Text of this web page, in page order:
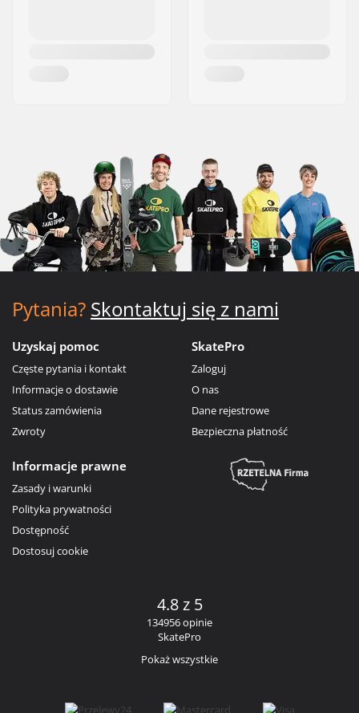
Pytania? Skontaktuj się z nami
Uzyskaj pomoc
Częste pytania i kontakt
Informacje o dostawie
Status zamówienia
Zwroty
SkatePro
Zaloguj
O nas
Dane rejestrowe
Bezpieczna płatność
Informacje prawne
Zasady i warunki
Polityka prywatności
Dostępność
Dostosuj cookie
4.8 z 5
134956 opinie
SkatePro
Pokaż wszystkie